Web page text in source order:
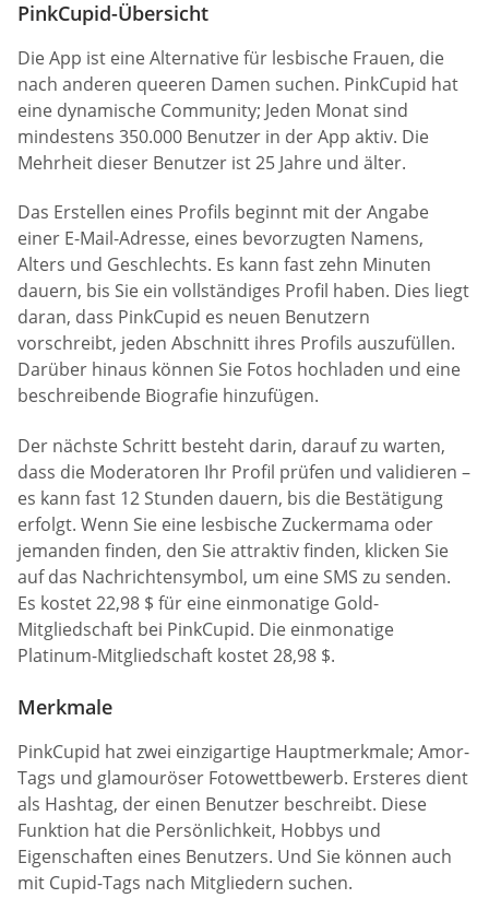
PinkCupid-Übersicht
Die App ist eine Alternative für lesbische Frauen, die
nach anderen queeren Damen suchen. PinkCupid hat
eine dynamische Community; Jeden Monat sind
mindestens 350.000 Benutzer in der App aktiv. Die
Mehrheit dieser Benutzer ist 25 Jahre und älter.
Das Erstellen eines Profils beginnt mit der Angabe
einer E-Mail-Adresse, eines bevorzugten Namens,
Alters und Geschlechts. Es kann fast zehn Minuten
dauern, bis Sie ein vollständiges Profil haben. Dies liegt
daran, dass PinkCupid es neuen Benutzern
vorschreibt, jeden Abschnitt ihres Profils auszufüllen.
Darüber hinaus können Sie Fotos hochladen und eine
beschreibende Biografie hinzufügen.
Der nächste Schritt besteht darin, darauf zu warten,
dass die Moderatoren Ihr Profil prüfen und validieren –
es kann fast 12 Stunden dauern, bis die Bestätigung
erfolgt. Wenn Sie eine lesbische Zuckermama oder
jemanden finden, den Sie attraktiv finden, klicken Sie
auf das Nachrichtensymbol, um eine SMS zu senden.
Es kostet 22,98 $ für eine einmonatige Gold-
Mitgliedschaft bei PinkCupid. Die einmonatige
Platinum-Mitgliedschaft kostet 28,98 $.
Merkmale
PinkCupid hat zwei einzigartige Hauptmerkmale; Amor-
Tags und glamouröser Fotowettbewerb. Ersteres dient
als Hashtag, der einen Benutzer beschreibt. Diese
Funktion hat die Persönlichkeit, Hobbys und
Eigenschaften eines Benutzers. Und Sie können auch
mit Cupid-Tags nach Mitgliedern suchen.